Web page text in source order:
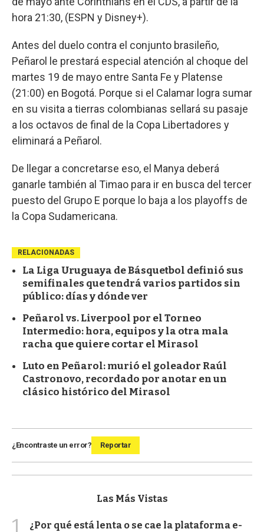
hora 21:30, (ESPN y Disney+).
Antes del duelo contra el conjunto brasileño,
Peñarol le prestará especial atención al choque del
martes 19 de mayo entre Santa Fe y Platense
(21:00) en Bogotá. Porque si el Calamar logra sumar
en su visita a tierras colombianas sellará su pasaje
a los octavos de final de la Copa Libertadores y
eliminará a Peñarol.
De llegar a concretarse eso, el Manya deberá
ganarle también al Timao para ir en busca del tercer
puesto del Grupo E porque lo baja a los playoffs de
la Copa Sudamericana.
RELACIONADAS
La Liga Uruguaya de Básquetbol definió sus
semifinales que tendrá varios partidos sin
público: días y dónde ver
Peñarol vs. Liverpool por el Torneo
Intermedio: hora, equipos y la otra mala
racha que quiere cortar el Mirasol
Luto en Peñarol: murió el goleador Raúl
Castronovo, recordado por anotar en un
clásico histórico del Mirasol
¿Encontraste un error? Reportar
Las Más Vistas
1
¿Por qué está lenta o se cae la plataforma e-